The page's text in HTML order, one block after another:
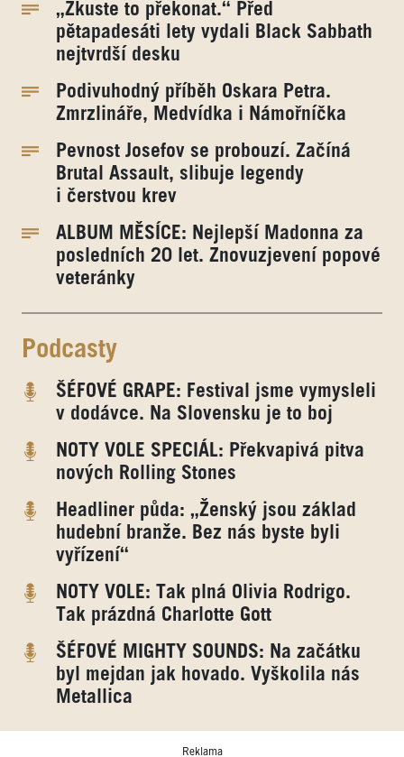
„Zkuste to překonat.“ Před
pětapadesáti lety vydali Black Sabbath
nejtvrdší desku
Podivuhodný příběh Oskara Petra.
Zmrzlináře, Medvídka i Námořníčka
Pevnost Josefov se probouzí. Začíná
Brutal Assault, slibuje legendy
i čerstvou krev
ALBUM MĚSÍCE: Nejlepší Madonna za
posledních 20 let. Znovuzjevení popové
veteránky
Podcasty
ŠÉFOVÉ GRAPE: Festival jsme vymysleli
v dodávce. Na Slovensku je to boj
NOTY VOLE SPECIÁL: Překvapivá pitva
nových Rolling Stones
Headliner půda: „Ženský jsou základ
hudební branže. Bez nás byste byli
vyřízení“
NOTY VOLE: Tak plná Olivia Rodrigo.
Tak prázdná Charlotte Gott
ŠÉFOVÉ MIGHTY SOUNDS: Na začátku
byl mejdan jak hovado. Vyškolila nás
Metallica
Reklama